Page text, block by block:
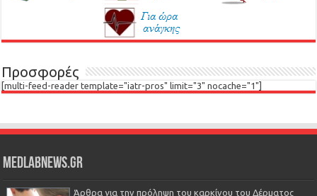
Προσφορές
[multi-feed-reader template="iatr-pros" limit="3" nocache="1"]
Medlabnews.gr
Άρθρα για την πρόληψη του καρκίνου του Δέρματος